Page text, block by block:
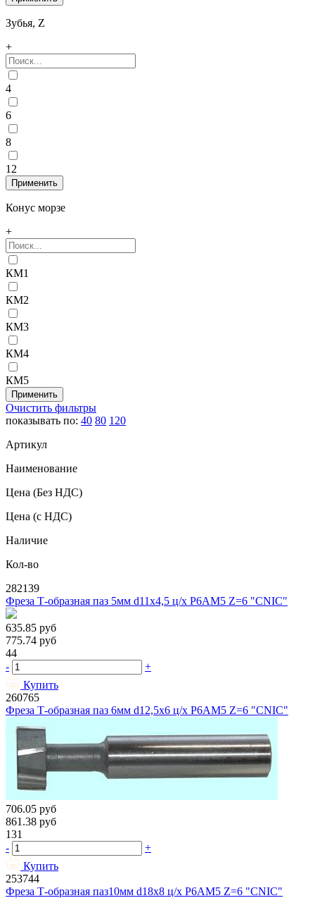
Зубья, Z
+
4
6
8
12
Конус морзе
+
КМ1
КМ2
КМ3
КМ4
КМ5
Очистить фильтры
показывать по: 40 80 120
Артикул
Наименование
Цена (Без НДС)
Цена (с НДС)
Наличие
Кол-во
282139
Фреза Т-образная паз 5мм d11х4,5 ц/х Р6АМ5 Z=6 "CNIC"
635.85 руб
775.74 руб
44
-
+
Купить
260765
Фреза Т-образная паз 6мм d12,5х6 ц/х Р6АМ5 Z=6 "CNIC"
706.05 руб
861.38 руб
131
-
+
Купить
253744
Фреза Т-образная паз10мм d18х8 ц/х Р6АМ5 Z=6 "CNIC"